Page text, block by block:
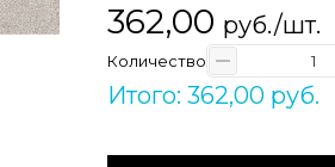
362,00 руб./шт.
Количество
Итого: 362,00 руб.